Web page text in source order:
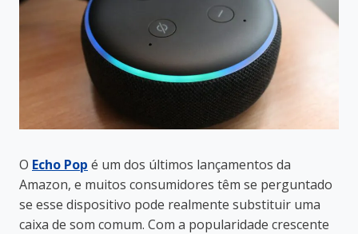
O Echo Pop é um dos últimos lançamentos da
Amazon, e muitos consumidores têm se perguntado
se esse dispositivo pode realmente substituir uma
caixa de som comum. Com a popularidade crescente